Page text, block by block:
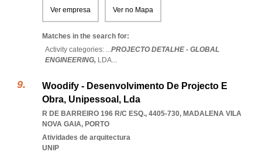
Ver empresa Ver no Mapa
Matches in the search for:
Activity categories: ...PROJECTO DETALHE - GLOBAL
ENGINEERING, LDA...
Woodify - Desenvolvimento De Projecto E
Obra, Unipessoal, Lda
R DE BARREIRO 196 R/C ESQ., 4405-730, MADALENA VILA
NOVA GAIA, PORTO
Atividades de arquitectura
UNIP